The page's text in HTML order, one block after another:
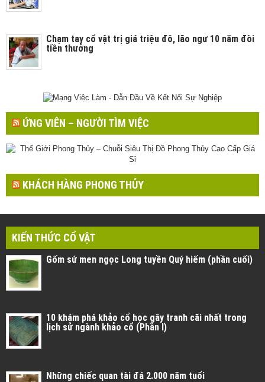
Chạm tay cổ vật trị giá triệu đô, lão ngư 10 năm đòi
tiền thưởng
ỨNG VIÊN – NGƯỜI TÌM VIỆC
KHÁCH HÀNG PHONG THỦY
KIẾN THỨC CỔ VẬT
Gốm sứ men ngọc Long tuyền Quý hiếm (phần cuối)
10 khám phá khảo cổ học gây tranh cãi nhất trong
lịch sử ngành khảo cổ (Phần I)
Những chiếc quan tài đá 2.000 năm tuổi